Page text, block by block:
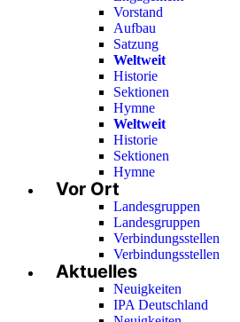
Vorstand
Aufbau
Satzung
Weltweit
Historie
Sektionen
Hymne
Weltweit
Historie
Sektionen
Hymne
Vor Ort
Landesgruppen
Landesgruppen
Verbindungsstellen
Verbindungsstellen
Aktuelles
Neuigkeiten
IPA Deutschland